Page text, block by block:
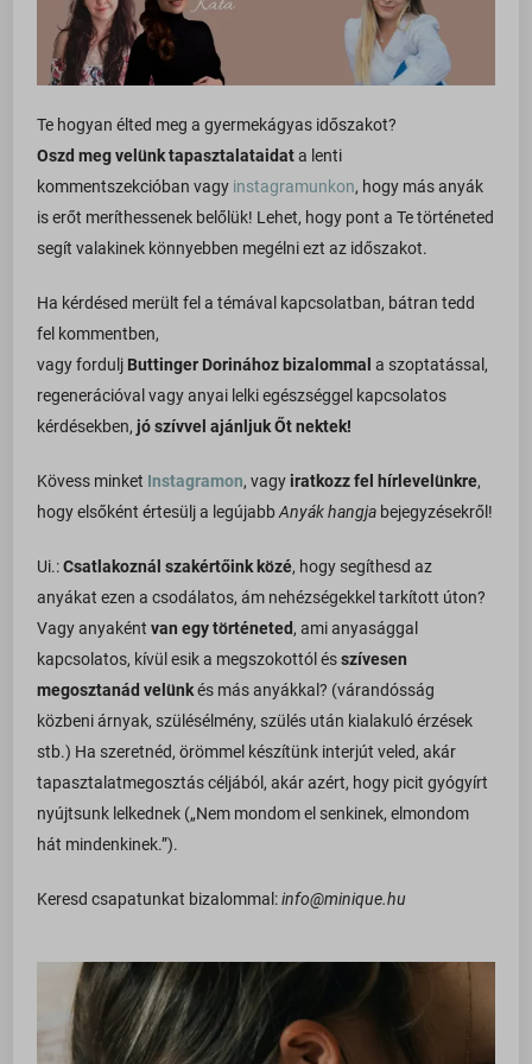
Te hogyan élted meg a gyermekágyas időszakot?
Oszd meg velünk tapasztalataidata lenti
kommentszekcióban vagy instagramunkon, hogy más anyák
is erőt meríthessenek belőlük! Lehet, hogy pont a Te történeted
segít valakinek könnyebben megélni ezt az időszakot.
Ha kérdésed merült fel a témával kapcsolatban, bátran tedd
fel kommentben,
vagy fordulj Buttinger Dorinához bizalommal a szoptatással,
regenerációval vagy anyai lelki egészséggel kapcsolatos
kérdésekben, jó szívvel ajánljuk Őt nektek!
Kövess minket Instagramon, vagy iratkozz fel hírlevelünkre,
hogy elsőként értesülj a legújabbAnyák hangja bejegyzésekről!
Ui.:Csatlakoznál szakértőink közé, hogy segíthesd az
anyákat ezen a csodálatos, ám nehézségekkel tarkított úton?
Vagy anyakéntvan egy történeted, ami anyasággal
kapcsolatos, kívül esik a megszokottól ésszívesen
megosztanád velünkés más anyákkal? (várandósság
közbeni árnyak, szülésélmény, szülés után kialakuló érzések
stb.) Ha szeretnéd, örömmel készítünk interjút veled, akár
tapasztalatmegosztás céljából, akár azért, hogy picit gyógyírt
nyújtsunk lelkednek („Nem mondom el senkinek, elmondom
hát mindenkinek.”).
Keresd csapatunkat bizalommal:info@minique.hu
wordpress_logged_in_*
wp_consent_*
wp_woocommerce_session_*
wp-settings-*
wp-settings-time-*
www.minique.hu
last_pys_bingid
last_pys_landing_page
last_pys_utm_campaign
last_pys_utm_content
last_pys_utm_medium
pys_advanced_form_data
pys_bingid
pys_landing_page
pys_session_limit
pys_utm_content
pys_utm_medium
pys_utm_source
pysAddToCartFragmentId
pysTrafficSource
sbjs_current
sbjs_current_add
sbjs_first_add
sbjs_migrations
sbjs_session
_fbc
_gcl_au
_gcl_gs
last_pys_fbadid
last_pys_utm_source
last_pys_utm_term
optiMonkClient
pys_fbadid
pys_gadid
connect.facebook.net
googleads.g.doubleclick.net
www.googleadservices.com
Média
Ezek a sütik és szolgáltatások szükségesek egyes média elemek
megjelenítéséhez, például beágyazott videók, térképek, közösségi
média posztok, stb.
Részletek megjelenítése
a.tile.openstreetmap.org
b.tile.openstreetmap.org
cdn.trustindex.io
fonts.googleapis.com
fonts.gstatic.com
lh3.googleusercontent.com
secure.gravatar.com
www.facebook.com
www.google.com
www.youtube.com
Egyéb szolgáltatások
Ez a kategória minden olyan sütit, domaint és szolgáltatást
magában foglal, amelyek nem tartoznak a megadott kategóriákba,
Részletek megjelenítése
_bestUpsellOrderNote
_dd_s
_iCartApplyDiscountExpireCookie
_iCartApplyQuestionExpireCookie
_iCartBundleProductList
_icartCheckoutDiscountListObj
_iCartCustomProductdetails
_iCartFreeProductQty
_iCartFullCartFreeShipping
_iCartProgressBar
_icartUpsellDiscount
_ICRCartTimer
ba_sid*
ba_vid*